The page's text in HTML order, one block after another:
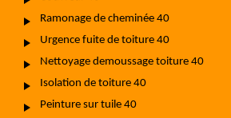
Ramonage de cheminée 40
Urgence fuite de toiture 40
Nettoyage demoussage toiture 40
Isolation de toiture 40
Peinture sur tuile 40